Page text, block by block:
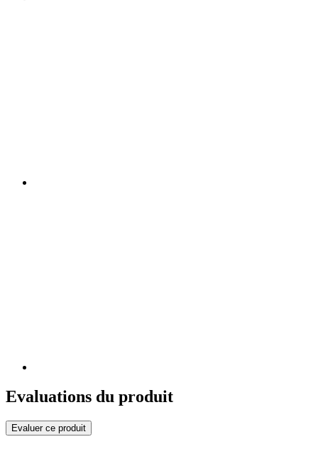
Evaluations du produit
Evaluer ce produit